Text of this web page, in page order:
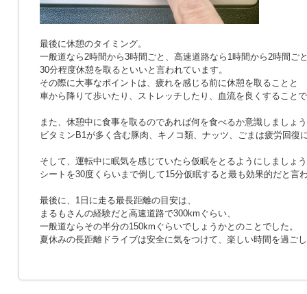
最後に休憩のタイミング。
一般道なら2時間から3時間ごと、高速道路なら1時間から2時間ご
30分程度休憩を取るといいと言われています。
その際に大事なポイントは、疲れを感じる前に休憩を取ることと
車から降りて歩いたり、ストレッチしたり、血流を良くすること
また、休憩中に食事を取るのであれば何を食べるか意識しましょ
ビタミンB1が多く含む豚肉、キノコ類、ナッツ、ごまは疲労回復
そして、運転中に眠気を感じていたら仮眠をとるようにしましょ
シートを30度くらいまで倒して15分仮眠すると最も効果的だと言
最後に、1日に走る最長距離の目安は、
まるもさんの経験だと高速道路で300kmぐらい、
一般道ならその半分の150kmぐらいでしょうかとのことでした。
夏休みの長距離ドライブは安全に気をつけて、楽しい時間を過ご